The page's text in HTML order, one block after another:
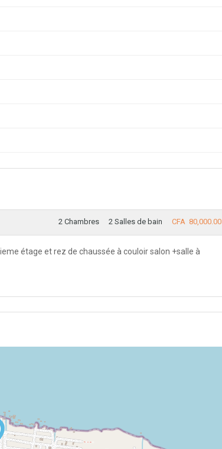
2 Chambres 2 Salles de bain CFA 80,000.00
étage et rez de chaussée à couloir salon +salle à